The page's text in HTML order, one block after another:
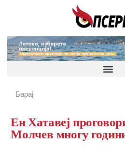
Ен Хатавеј
Молчев многу